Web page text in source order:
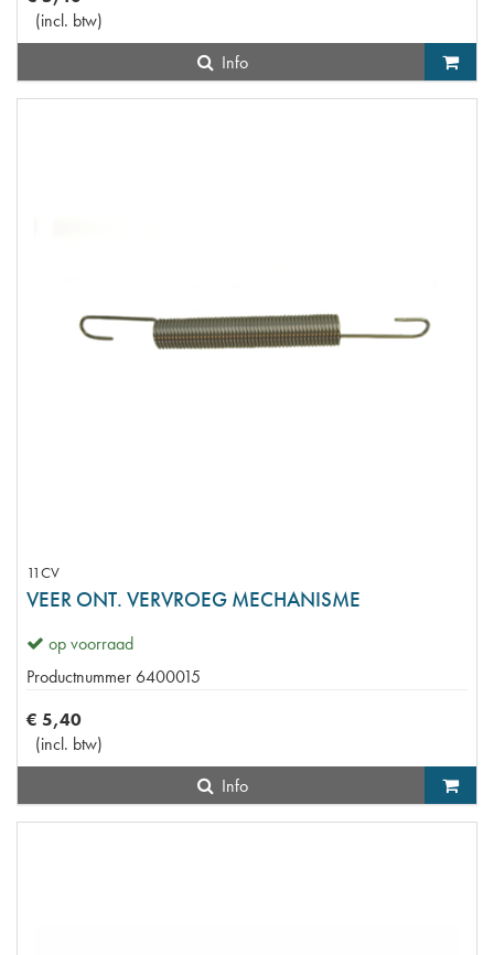
(incl. btw)
Info
11CV
VEER ONT. VERVROEG MECHANISME
op voorraad
Productnummer 6400015
€ 5,40
(incl. btw)
Info